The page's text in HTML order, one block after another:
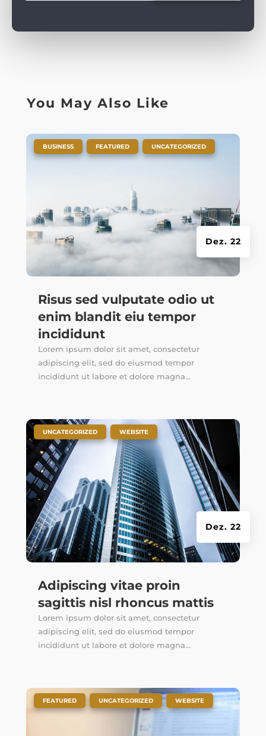
You May Also Like
Risus sed vulputate odio ut
enim blandit eiu tempor
incididunt
Dez. 22
BUSINESS FEATURED UNCATEGORIZED
Lorem ipsum dolor sit amet, consectetur
adipiscing elit, sed do eiusmod tempor
incididunt ut labore et dolore magna...
Adipiscing vitae proin
sagittis nisl rhoncus mattis
Dez. 22
UNCATEGORIZED WEBSITE
Lorem ipsum dolor sit amet, consectetur
adipiscing elit, sed do eiusmod tempor
incididunt ut labore et dolore magna...
FEATURED UNCATEGORIZED WEBSITE